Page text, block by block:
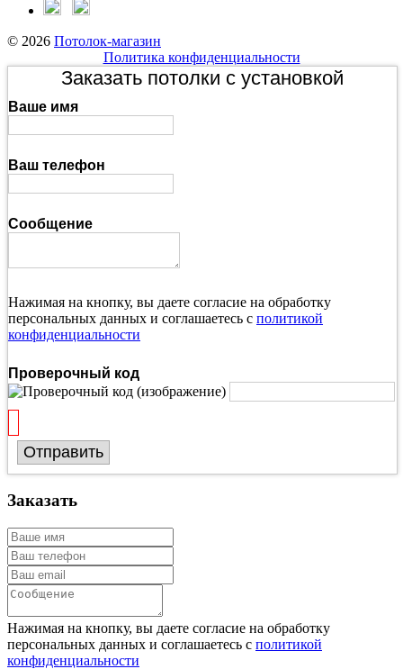
© 2026 Потолок-магазин
Политика конфиденциальности
Заказать потолки с установкой
Ваше имя
Ваш телефон
Сообщение
Нажимая на кнопку, вы даете согласие на обработку
персональных данных и соглашаетесь с политикой
конфиденциальности
Проверочный код
Отправить
Заказать
Нажимая на кнопку, вы даете согласие на обработку
персональных данных и соглашаетесь с политикой
конфиденциальности